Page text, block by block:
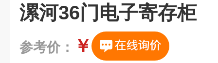
漯河36门电子寄存柜
参考价： ￥